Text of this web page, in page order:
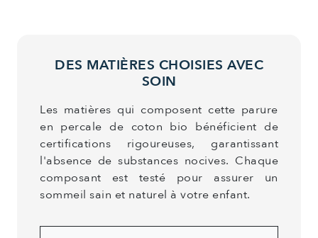
DES MATIÈRES CHOISIES AVEC
SOIN
Les matières qui composent cette parure
en percale de coton bio bénéficient de
certifications rigoureuses, garantissant
l'absence de substances nocives. Chaque
composant est testé pour assurer un
sommeil sain et naturel à votre enfant.